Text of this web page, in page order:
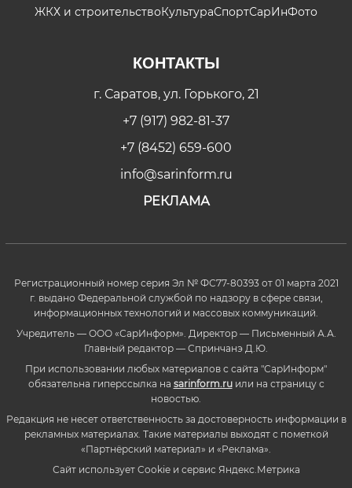
ЖКХ и строительствоКультураСпортСарИнФото
КОНТАКТЫ
г. Саратов, ул. Горького, 21
+7 (917) 982-81-37
+7 (8452) 659-600
info@sarinform.ru
РЕКЛАМА
Регистрационный номер серия Эл № ФС77-80393 от 01 марта 2021
г. выдано Федеральной службой по надзору в сфере связи,
информационных технологий и массовых коммуникаций.
Учредитель — ООО «СарИнформ». Директор — Письменный А.А.
Главный редактор — Спринчанэ Д.Ю.
При использовании любых материалов с сайта "СарИнформ"
обязательна гиперссылка на sarinform.ruили на страницу с
новостью.
Редакция не несет ответственность за достоверность информации в
рекламных материалах. Такие материалы выходят с пометкой
«Партнёрский материал» и «Реклама».
Сайт использует Cookie и сервиc Яндекс.Метрика